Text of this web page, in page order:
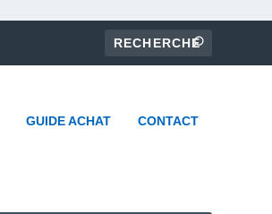
GUIDE ACHAT CONTACT